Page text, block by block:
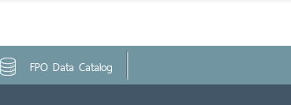
FPO Data Catalog